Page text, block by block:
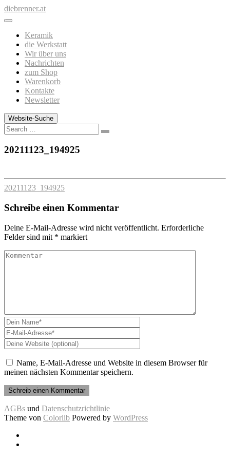
Zum
Inhalt
diebrenner.at
Keramik
die Werkstatt
Wir über uns
Nachrichten
zum Shop
Warenkorb
Kontakte
Newsletter
Website-Suche
Search
20211123_194925
20211123_194925
Schreibe einen Kommentar
Deine E-Mail-Adresse wird nicht veröffentlicht. Erforderliche
Felder sind mit * markiert
Name, E-Mail-Adresse und Website in diesem Browser für
meinen nächsten Kommentar speichern.
AGBs und Datenschutzrichtlinie
Theme von Colorlib Powered by WordPress